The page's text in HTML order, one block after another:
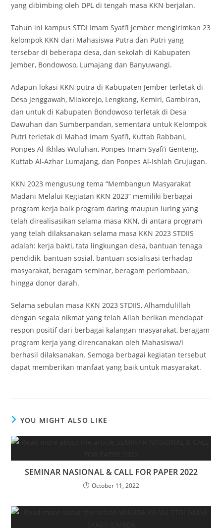
yang dibimbing oleh DPL di tengah masa KKN berjalan.
Tahun ini kampus STDI Imam Syafi’i Jember mengirimkan 23
kelompok KKN dari Mahasiswa Putra dan Putri yang
tersebar di beberapa desa, dan sekolah di Kabupaten
Jember, Bondowoso, Lumajang dan Banyuwangi.
Adapun lokasi KKN putra di Kabupaten Jember terletak di
Desa Jenggawah, Mlokorejo, Lengkong, Kemiri, Gambiran,
dan untuk di Kabupaten Bondowoso terletak di Desa
Dawuhan dan Sumberpandan, sementara untuk Kelompok
Putri terletak di Mahad Imam Syafi’i, Kuttab Rabbani,
Ponpes Al-Ikhlas Wuluhan, Ponpes Imam Syafi’i Genteng,
Kuttab Al-Azhar Lumajang, dan Ponpes Al-Ishlah Grujugan.
KKN 2023 mengusung tema “Membangun Masyarakat
Madani Melalui Kegiatan KKN 2023” memiliki berbagai
program kerja baik program daring maupun luring yang
telah direalisasikan selama masa KKN, di antara program
yang telah dilaksanakan selama masa KKN 2023 STDIIS
adalah: kerja bakti, tata lingkungan desa, bantuan tenaga
pendidik, bantuan sosial, bantuan sosialisasi terhadap
masyarakat, beragam seminar, beragam perlombaan,
hingga donor darah.
Selama sebulan masa KKN 2023 STDIIS, Alhamdulillah
dengan segala nikmat yang telah Allah berikan mendapat
respon positif dari berbagai kalangan masyarakat, beragam
program kerja yang direncanakan oleh Mahasiswa/i
berhasil dilaksanakan. Semoga berbagai kegiatan tersebut
dapat memberikan manfaat yang baik untuk masyarakat.
YOU MIGHT ALSO LIKE
SEMINAR NASIONAL & CALL FOR PAPER 2022
October 11, 2022